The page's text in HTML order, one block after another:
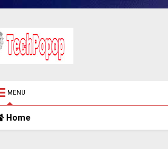
MENU
Home